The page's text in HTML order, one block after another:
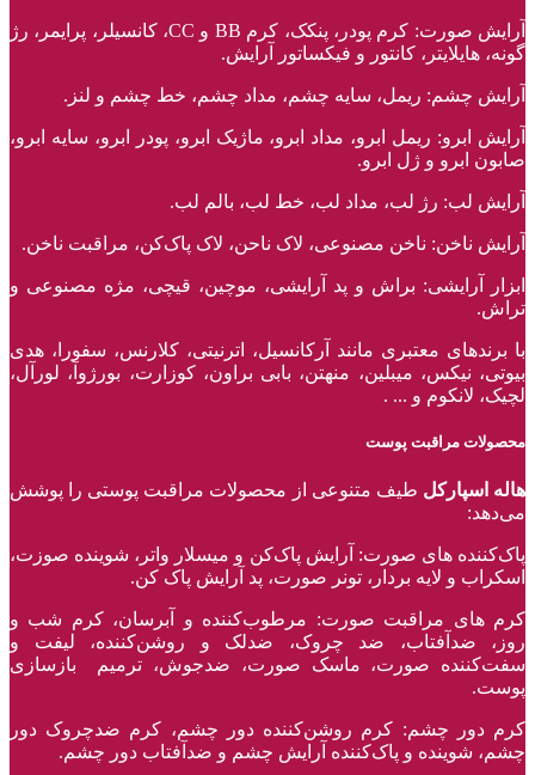
آرایش صورت: کرم پودر، پنکک، کرم BB و CC، کانسیلر، پرایمر، رژ‌
گونه، هایلایتر، کانتور و فیکساتور آرایش.
آرایش چشم: ریمل، سایه چشم، مداد چشم، خط چشم و لنز.
آرایش ابرو: ریمل ابرو، مداد ابرو، ماژیک ابرو، پودر ابرو، سایه ابرو،
صابون ابرو و ژل ابرو.
آرایش لب: رژ لب، مداد لب، خط لب، بالم لب.
آرایش ناخن: ناخن مصنوعی، لاک ناحن، لاک پاک‌کن، مراقبت ناخن.
ابزار آرایشی: براش و پد آرایشی، موچین، قیچی، مژه مصنوعی و
تراش.
با برند‌های معتبری مانند آرکانسیل، اترنیتی، کلارنس، سفورا، هدی
بیوتی، نیکس، میبلین، منهتن، بابی براون، کوزارت، بورژوآ، لورآل،
لچیک، لانکوم و ... .
محصولات مراقبت پوست
هاله اسپارکل طیف متنوعی از محصولات مراقبت پوستی را پوشش
می‌دهد:
پاک‌کننده ‌های صورت: آرایش پاک‌کن و میسلار واتر، شوینده صوزت،
اسکراب و لایه بردار، تونر صورت، پد آرایش پاک کن.
کرم های مراقبت صورت: مرطوب‌کننده و آبرسان، کرم شب و
روز، ضدآفتاب، ضد چروک، ضدلک و روشن‌کننده، لیفت و
سفت‌کننده صورت، ماسک صورت، ضدجوش، ترمیم بازسازی
پوست.
کرم دور چشم: کرم روشن‌کننده دور چشم، کرم ضدچروک دور
چشم، شوینده و پاک‌کننده آرایش چشم و ضدآفتاب دور چشم.